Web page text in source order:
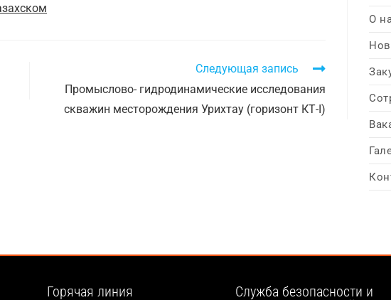
Следующая запись
Промыслово- гидродинамические исследования
скважин месторождения Урихтау (горизонт КТ-I)
О
Горячая линия
Служба безопасности и